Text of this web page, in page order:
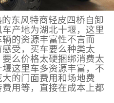
东风特商轻皮四桥自卸
产地为湖北十堰，这里
的资源丰富性不言而
受，买车要么种类太
么价格太硬捆绑消费太
这里车多资源丰富，不
的门面费用和场地费
用等，直接在成本上都